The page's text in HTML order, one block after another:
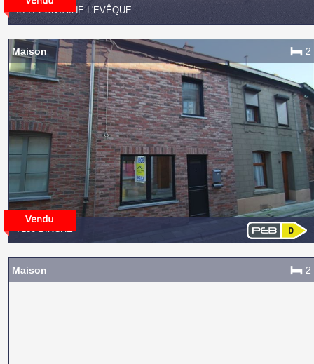
6141 FONTAINE-L'EVÊQUE
7130 BINCHE
Maison 2
Maison 2